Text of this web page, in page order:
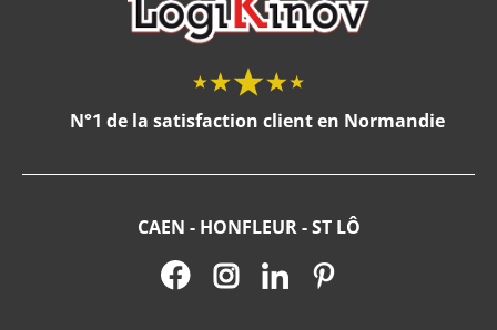
N°1 de la satisfaction client en Normandie
CAEN - HONFLEUR - ST LÔ